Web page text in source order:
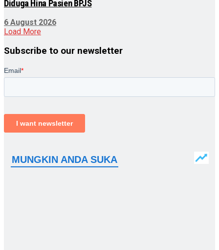
Diduga Hina Pasien BPJS
6 August 2026
Load More
Subscribe to our newsletter